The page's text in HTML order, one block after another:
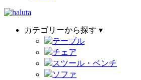
カテゴリーから探す ▾
テーブル
チェア
スツール・ベンチ
ソファ